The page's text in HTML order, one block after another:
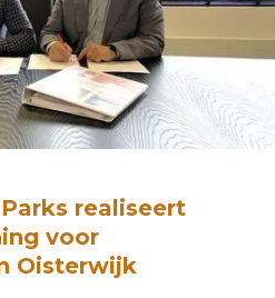
realiseert
voor
Oisterwijk